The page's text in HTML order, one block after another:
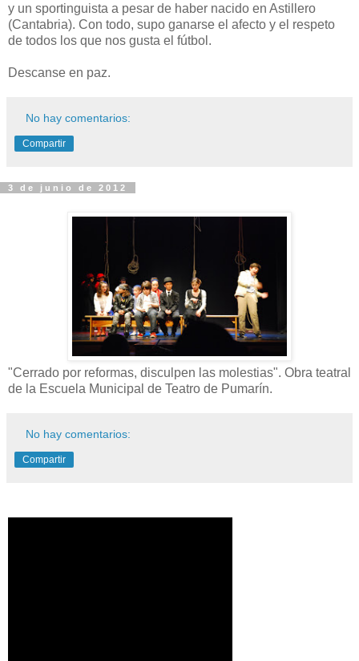
y un sportinguista a pesar de haber nacido en Astillero
(Cantabria). Con todo, supo ganarse el afecto y el respeto
de todos los que nos gusta el fútbol.
Descanse en paz.
No hay comentarios:
Compartir
3 de junio de 2012
"Cerrado por reformas, disculpen las molestias". Obra teatral
de la Escuela Municipal de Teatro de Pumarín.
No hay comentarios:
Compartir